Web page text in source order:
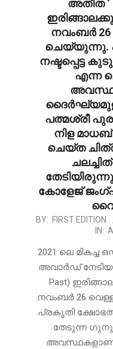
അതീത ‘
നവംബർ 26
ചെയ്യുന്നു.
നഷ്ടപ്പെട്ട
എന്ന
പത്മശ്രീ
നിള
ചെയ്ത
കോളേജ്
2021-
25
BY: FIRST EDITION
IN:
2021 ലെ മികച്ച
അവാർഡ് നേടിയ ‘
Past)
നവംബർ 26
പ്രകൃതി
തേടുന്ന ഗുനു
അവസ്ഥകളാണ്